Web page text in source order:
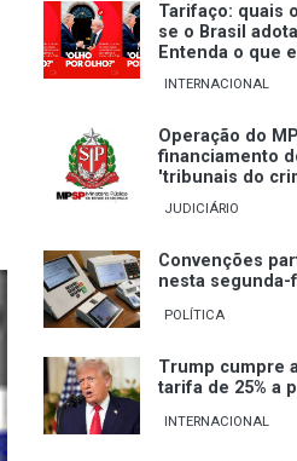
Tarifaço: quais
se o Brasil
Entenda o que
INTERNACIONAL
Operação do
financiamento
'tribunais do
JUDICIÁRIO
Convenções
nesta
POLÍTICA
Trump cumpre
tarifa de 25% a
INTERNACIONAL